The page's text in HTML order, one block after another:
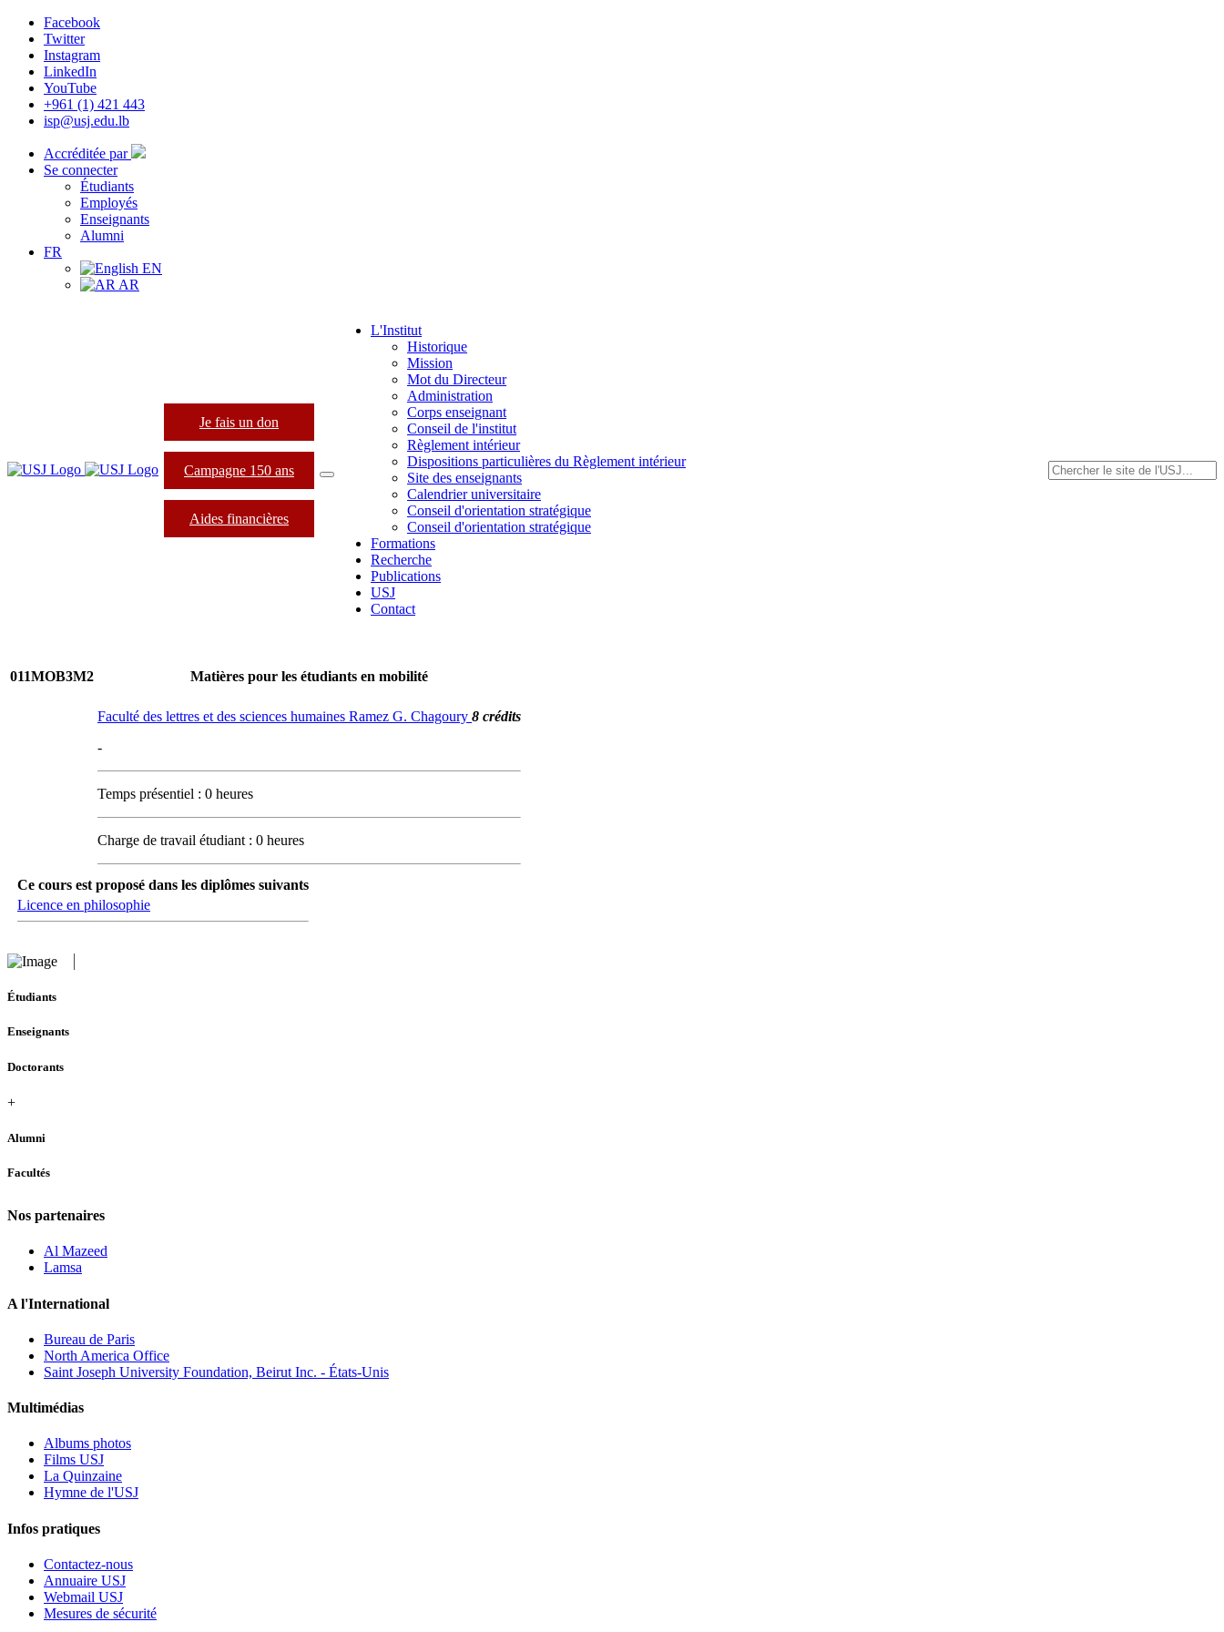
Facebook
Twitter
Instagram
LinkedIn
YouTube
+961 (1) 421 443
isp@usj.edu.lb
Accréditée par
Se connecter
Étudiants
Employés
Enseignants
Alumni
FR
EN
AR
Je fais un don
Campagne 150 ans
Aides financières
L'Institut
Historique
Mission
Mot du Directeur
Administration
Corps enseignant
Conseil de l'institut
Règlement intérieur
Dispositions particulières du Règlement intérieur
Site des enseignants
Calendrier universitaire
Conseil d'orientation stratégique
Conseil d'orientation stratégique
Formations
Recherche
Publications
USJ
Contact
011MOB3M2 Matières pour les étudiants en mobilité
Faculté des lettres et des sciences humaines Ramez G. Chagoury 8 crédits
-
Temps présentiel : 0 heures
Charge de travail étudiant : 0 heures
Ce cours est proposé dans les diplômes suivants
Licence en philosophie
Étudiants
Enseignants
Doctorants
+
Alumni
Facultés
Nos partenaires
Al Mazeed
Lamsa
A l'International
Bureau de Paris
North America Office
Saint Joseph University Foundation, Beirut Inc. - États-Unis
Multimédias
Albums photos
Films USJ
La Quinzaine
Hymne de l'USJ
Infos pratiques
Contactez-nous
Annuaire USJ
Webmail USJ
Mesures de sécurité